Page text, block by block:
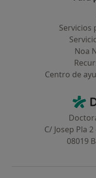
Servicios
Noa
Centro de
C/ Josep Pla
08019